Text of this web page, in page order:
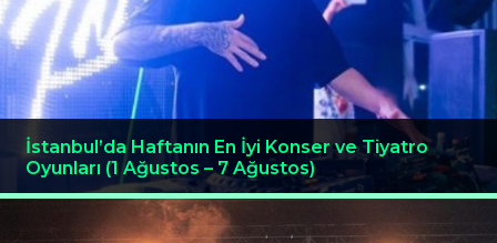
İstanbul’da Haftanın En İyi Konser ve Tiyatro
Oyunları (1 Ağustos – 7 Ağustos)